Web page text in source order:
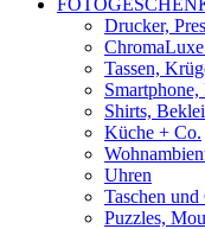
Drucker,
Tassen,
Shirts,
Küche + Co.
Uhren
Taschen und
Puzzles,